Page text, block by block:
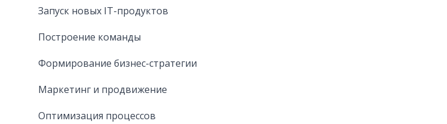
Запуск новых IT-продуктов
Построение команды
Формирование бизнес-стратегии
Маркетинг и продвижение
Оптимизация процессов